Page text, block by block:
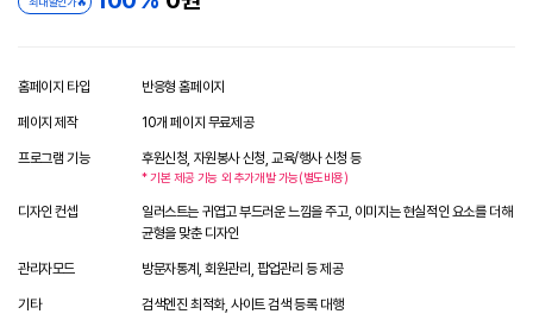
홈페이지 타입 반응형 홈페이지
페이지 제작 10개 페이지 무료제공
프로그램 기능 후원신청, 자원봉사 신청, 교육/행사 신청 등
* 기본 제공 기능 외 추가개발 가능(별도비용)
디자인 컨셉
일러스트는 귀엽고 부드러운 느낌을 주고, 이미지는 현실적인 요소를 더해
균형을 맞춘 디자인
관리자모드 방문자통계, 회원관리, 팝업관리 등 제공
기타 검색엔진 최적화, 사이트 검색 등록 대행